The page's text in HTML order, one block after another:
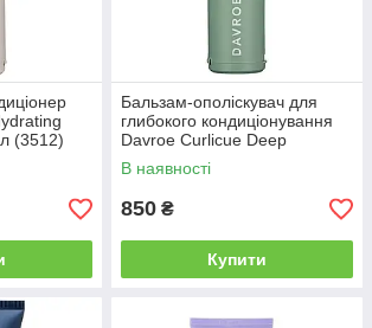
(3512)
Бальзам-ополіскувач для
глибокого кондиціонування
Davroe Curlicue Deep
Conditioning Rinse, 100 мл
(3474)
В наявності
850 ₴
Купити